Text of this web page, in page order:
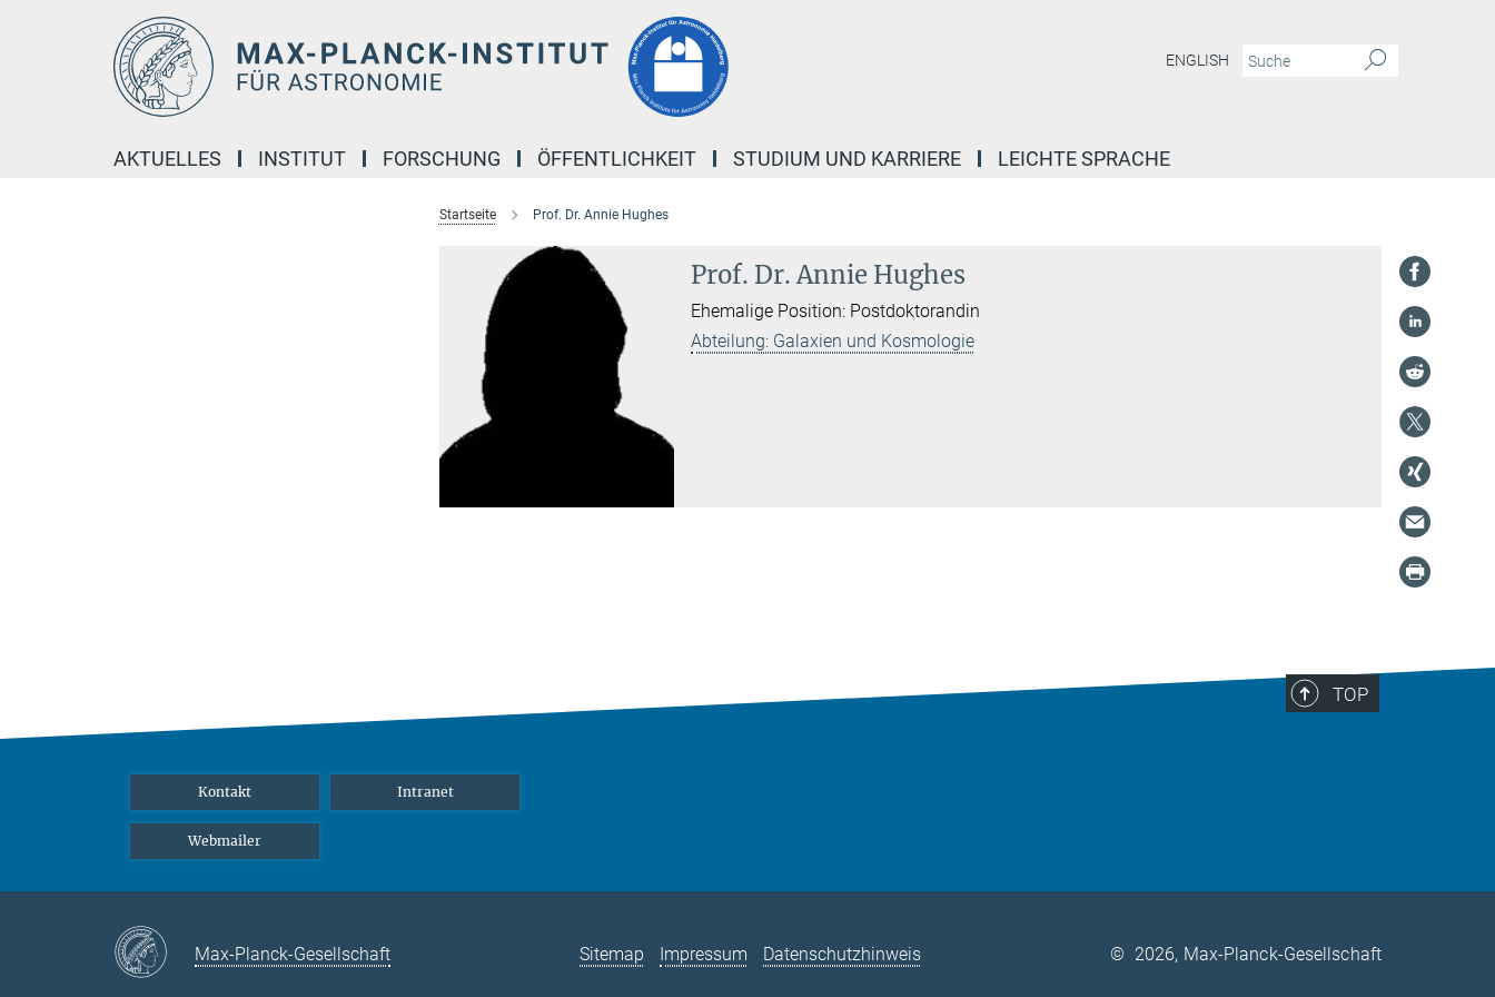
ENGLISH
AKTUELLES INSTITUT FORSCHUNG ÖFFENTLICHKEIT STUDIUM UND KARRIERE LEICHTE SPRACHE
Startseite Prof. Dr. Annie Hughes
Prof. Dr. Annie Hughes
Ehemalige Position: Postdoktorandin
Abteilung: Galaxien und Kosmologie
TOP
Kontakt Intranet
Webmailer
Max-Planck-Gesellschaft Sitemap Impressum Datenschutzhinweis © 2026, Max-Planck-Gesellschaft